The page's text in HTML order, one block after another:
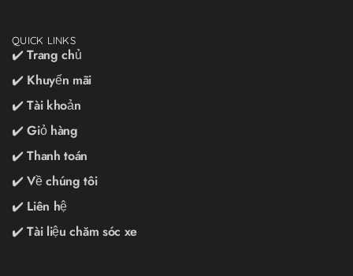
QUICK LINKS
✔️ Trang chủ
✔️ Khuyến mãi
✔️ Tài khoản
✔️ Giỏ hàng
✔️ Thanh toán
✔️ Về chúng tôi
✔️ Liên hệ
✔️ Tài liệu chăm sóc xe